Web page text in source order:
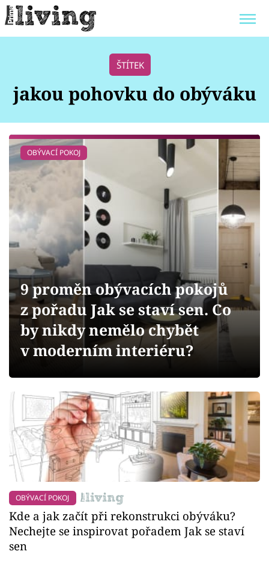
POKOJOVÉ KVĚTINY
ZAHRADA
Témata
Bydlení
Zahrada
Design
Sledujte prima+
Přihlášení
Sledujte nás
ŠTÍTEK
jakou pohovku do obýváku
OBÝVACÍ POKOJ
9 proměn obývacích pokojů
z pořadu Jak se staví sen. Co
by nikdy nemělo chybět
v moderním interiéru?
OBÝVACÍ POKOJ
Kde a jak začít při rekonstrukci obýváku?
Nechejte se inspirovat pořadem Jak se staví
sen